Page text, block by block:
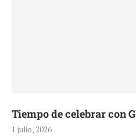
Tiempo de celebrar con
1 julio, 2026